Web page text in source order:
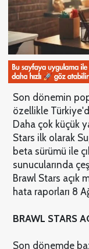
Son dönemin
özellikle
Daha çok küçük
Stars ilk olarak
beta sürümü ile
sunucularında
Brawl Stars açık
hata raporları 8
BRAWL STARS
Son dönemde